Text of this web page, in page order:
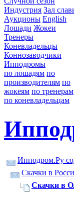
Индустрия Зал
Аукционы English
Лошади Жокеи
Тренеры
Коневладельцы
Коннозаводчики
Ипподромы
по лошадям по
производителям по
жокеям по тренерам
по коневладельцам
Ипподром.Ру
Скачки в
Скачки в